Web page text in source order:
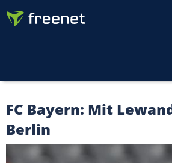
FC Bayern: Mit
Berlin